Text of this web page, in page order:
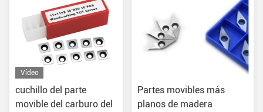
Vídeo
cuchillo del parte
movible del carburo del
Partes movibles más
planos de madera